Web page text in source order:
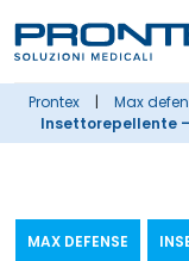
prontex | max
Insettorepellente
MAX DEFENSE